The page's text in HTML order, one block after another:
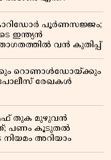
പൂർണസജ്ജം;
ഇന്ത്യൻ
വൻ കുതിപ്പ്
റൊണാൾഡോയ്ക്കും
പോലീസ് രേഖകൾ
എഫ് തുക മുഴുവൻ
പണം കൂടുതൽ
അറിയാം